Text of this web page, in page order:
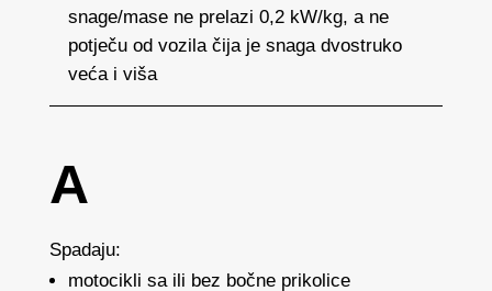
snage/mase ne prelazi 0,2 kW/kg, a ne
potječu od vozila čija je snaga dvostruko
veća i viša
A
Spadaju:
motocikli sa ili bez bočne prikolice